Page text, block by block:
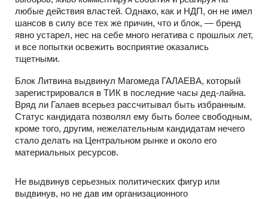
любые действия властей. Однако, как и НДП, он не имел
шансов в силу все тех же причин, что и блок, — бренд
явно устарел, нес на себе много негатива с прошлых лет,
и все попытки освежить восприятие оказались
тщетными.
Блок Литвина выдвинул Магомеда ГАЛАЕВА, который
зарегистрировался в ТИК в последние часы дед-лайна.
Вряд ли Галаев всерьез рассчитывал быть избранным.
Статус кандидата позволял ему быть более свободным,
кроме того, другим, нежелательным кандидатам нечего
стало делать на Центральном рынке и около его
материальных ресурсов.
Не выдвинув серьезных политических фигур или
выдвинув, но не дав им организационного